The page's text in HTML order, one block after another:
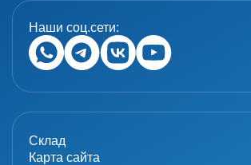
Наши соц.сети:
Склад
Карта сайта